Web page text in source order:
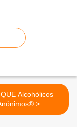
Alcohólicos
Anónimos® >